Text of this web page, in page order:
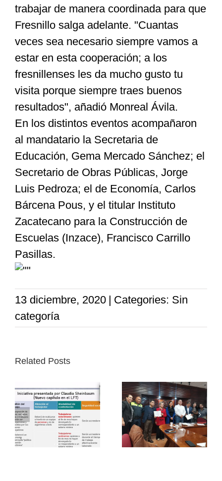
trabajar de manera coordinada para que
Fresnillo salga adelante. "Cuantas
veces sea necesario siempre vamos a
estar en esta cooperación; a los
fresnillenses les da mucho gusto tu
visita porque siempre traes buenos
resultados", añadió Monreal Ávila.
En los distintos eventos acompañaron
al mandatario la Secretaria de
Educación, Gema Mercado Sánchez; el
Secretario de Obras Públicas, Jorge
Luis Pedroza; el de Economía, Carlos
Bárcena Pous, y el titular Instituto
Zacatecano para la Construcción de
Escuelas (Inzace), Francisco Carrillo
Pasillas.
13 diciembre, 2020 | Categories: Sin
categoría
Related Posts